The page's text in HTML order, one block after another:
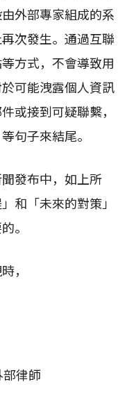
外部專家組成的系
次發生。通過互聯
方式，不會導致用
可能洩露個人資訊
或接到可疑聯繫，
句子來結尾。
發布中，如上所
和「未來的對策」
。
，
律師